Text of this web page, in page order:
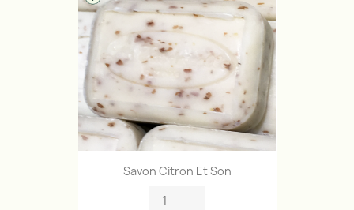
Savon Citron Et Son